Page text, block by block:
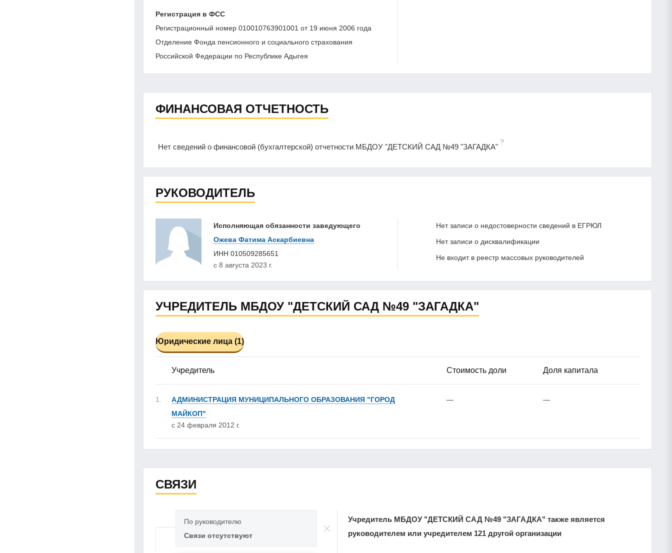
Регистрация в ФСС
Регистрационный номер 010010763901001 от 19 июня 2006 года
Отделение Фонда пенсионного и социального страхования
Российской Федерации по Республике Адыгея
ФИНАНСОВАЯ ОТЧЕТНОСТЬ
Нет сведений о финансовой (бухгалтерской) отчетности МБДОУ "ДЕТСКИЙ САД №49 "ЗАГАДКА"
?
РУКОВОДИТЕЛЬ
Исполняющая обязанности заведующего
Ожева Фатима Аскарбиевна
ИНН 010509285651
с 8 августа 2023 г.
Нет записи о недостоверности сведений в ЕГРЮЛ
Нет записи о дисквалификации
Не входит в реестр массовых руководителей
УЧРЕДИТЕЛЬ МБДОУ "ДЕТСКИЙ САД №49 "ЗАГАДКА"
Юридические лица (1)
Учредитель Стоимость доли Доля капитала
1.
АДМИНИСТРАЦИЯ МУНИЦИПАЛЬНОГО ОБРАЗОВАНИЯ "ГОРОД
МАЙКОП"
с 24 февраля 2012 г.
— —
СВЯЗИ
По руководителю
Связи отсутствуют
Учредитель МБДОУ "ДЕТСКИЙ САД №49 "ЗАГАДКА" также является
руководителем или учредителем 121 другой организации